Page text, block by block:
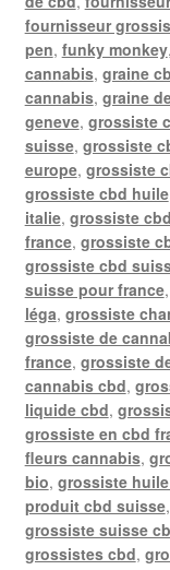
fournisseur
pen, funky monkey,
cannabis, graine
cannabis, graine
geneve, grossiste
suisse, grossiste
europe, grossiste
grossiste cbd huile
italie, grossiste
france, grossiste
grossiste cbd
suisse pour france,
léga, grossiste
grossiste de
france, grossiste
cannabis cbd,
liquide cbd,
grossiste en cbd
fleurs cannabis,
bio, grossiste
produit cbd suisse,
grossiste suisse
grossistes cbd,